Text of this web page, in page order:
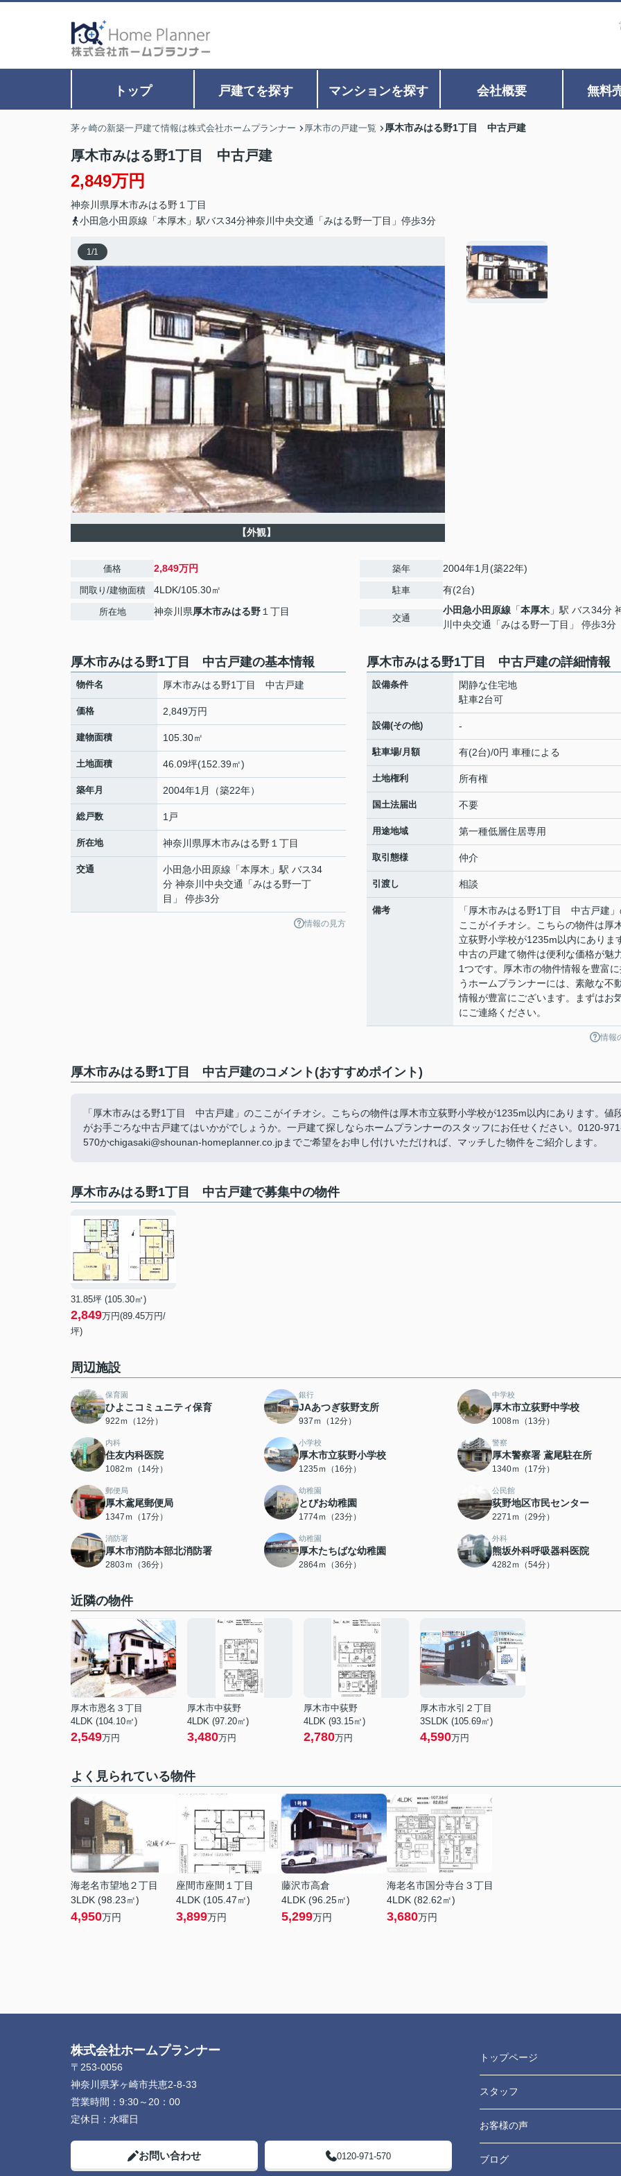
トップ 戸建てを探す マンションを探す 会社概要 無料
茅ヶ崎の新築一戸建て情報は株式会社ホームプランナー 厚木市の戸建一覧 厚木市みはる野1丁目 中古戸建
厚木市みはる野1丁目 中古戸建
2,849万円
神奈川県厚木市みはる野 １丁目
小田急小田原線「本厚木」駅バス34分神奈川中央交通「みはる野一丁目」停歩3分
1/1
【外観】
価格 2,849万円
間取り/建物面積 4LDK/105.30㎡
所在地 神奈川県厚木市みはる野 １丁目
築年 2004年1月(築22年)
駐車 有(2台)
交通
小田急小田原線 「本厚木 」駅 バス34分
川中央交通「みはる野一丁目」 停歩3分
厚木市みはる野1丁目 中古戸建の基本情報
物件名 厚木市みはる野1丁目 中古戸建
価格 2,849万円
建物面積 105.30㎡
土地面積 46.09坪(152.39㎡)
築年月 2004年1月（築22年）
総戸数 1戸
所在地 神奈川県厚木市みはる野 １丁目
交通 小田急小田原線 「本厚木 」駅 バス34
分 神奈川中央交通「みはる野一丁
目」 停歩3分
情報の見方
厚木市みはる野1丁目 中古戸建の詳細情報
設備条件
閑静な住宅地
駐車2台可
設備(その他) -
駐車場/月額 有(2台)/0円 車種による
土地権利 所有権
国土法届出 不要
用途地域 第一種低層住居専用
取引態様 仲介
引渡し 相談
備考
「厚木市みはる野1丁目 中古戸建
ここがイチオシ。こちらの物件は厚
立荻野小学校が1235m以内にありま
中古の戸建て物件は便利な価格が魅
1つです。厚木市の物件情報を豊富
うホームプランナーには、素敵な不
情報が豊富にございます。まずはお
にご連絡ください。
情報
厚木市みはる野1丁目 中古戸建のコメント(おすすめポイント)
「厚木市みはる野1丁目 中古戸建」のここがイチオシ。こちらの物件は厚木市立荻野小学校が1235m以内にあります。値
がお手ごろな中古戸建てはいかがでしょうか。一戸建て探しならホームプランナーのスタッフにお任せください。0120-
570かchigasaki@shounan-homeplanner.co.jpまでご希望をお申し付けいただければ、マッチした物件をご紹介します。
厚木市みはる野1丁目 中古戸建で募集中の物件
31.85坪 (105.30㎡)
2,849万円(89.45万円/
坪)
周辺施設
保育園
ひよこコミュニティ保育
922ｍ（12分）
銀行
JAあつぎ荻野支所
937ｍ（12分）
中学校
厚木市立荻野中学校
1008ｍ（13分）
内科
住友内科医院
1082ｍ（14分）
小学校
厚木市立荻野小学校
1235ｍ（16分）
警察
厚木警察署 鳶尾駐在所
1340ｍ（17分）
郵便局
厚木鳶尾郵便局
1347ｍ（17分）
幼稚園
とびお幼稚園
1774ｍ（23分）
公民館
荻野地区市民センター
2271ｍ（29分）
消防署
厚木市消防本部北消防署
2803ｍ（36分）
幼稚園
厚木たちばな幼稚園
2864ｍ（36分）
外科
熊坂外科呼吸器科医院
4282ｍ（54分）
近隣の物件
厚木市恩名３丁目
4LDK (104.10㎡)
2,549万円
厚木市中荻野
4LDK (97.20㎡)
3,480万円
厚木市中荻野
4LDK (93.15㎡)
2,780万円
厚木市水引２丁目
3SLDK (105.69㎡)
4,590万円
よく見られている物件
海老名市望地２丁目
3LDK (98.23㎡)
4,950万円
座間市座間１丁目
4LDK (105.47㎡)
3,899万円
藤沢市高倉
4LDK (96.25㎡)
5,299万円
海老名市国分寺台３丁目
4LDK (82.62㎡)
3,680万円
株式会社ホームプランナー
〒253-0056
神奈川県茅ヶ崎市共恵2-8-33
営業時間： 9:30～20：00
定休日： 水曜日
お問い合わせ 0120-971-570
トップページ
スタッフ
お客様の声
ブログ